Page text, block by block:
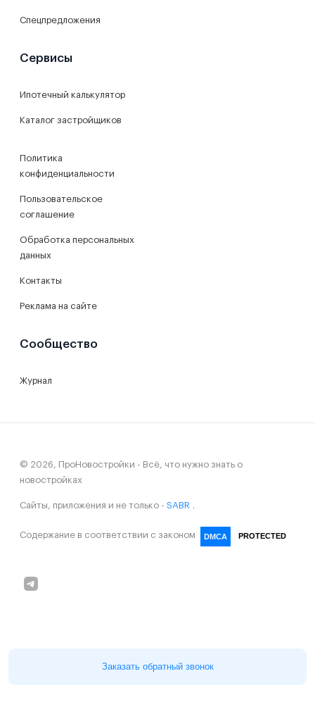
Заказать обратный звонок
Спецпредложения
Сервисы
Ипотечный калькулятор
Каталог застройщиков
Политика
конфиденциальности
Пользовательское
соглашение
Обработка персональных
данных
Контакты
Реклама на сайте
Сообщество
Журнал
© 2026, ПроНовостройки - Всё, что нужно знать о
новостройках
Сайты, приложения и не только - SABR
Содержание в соответствии с законом DMCA PROTECTED